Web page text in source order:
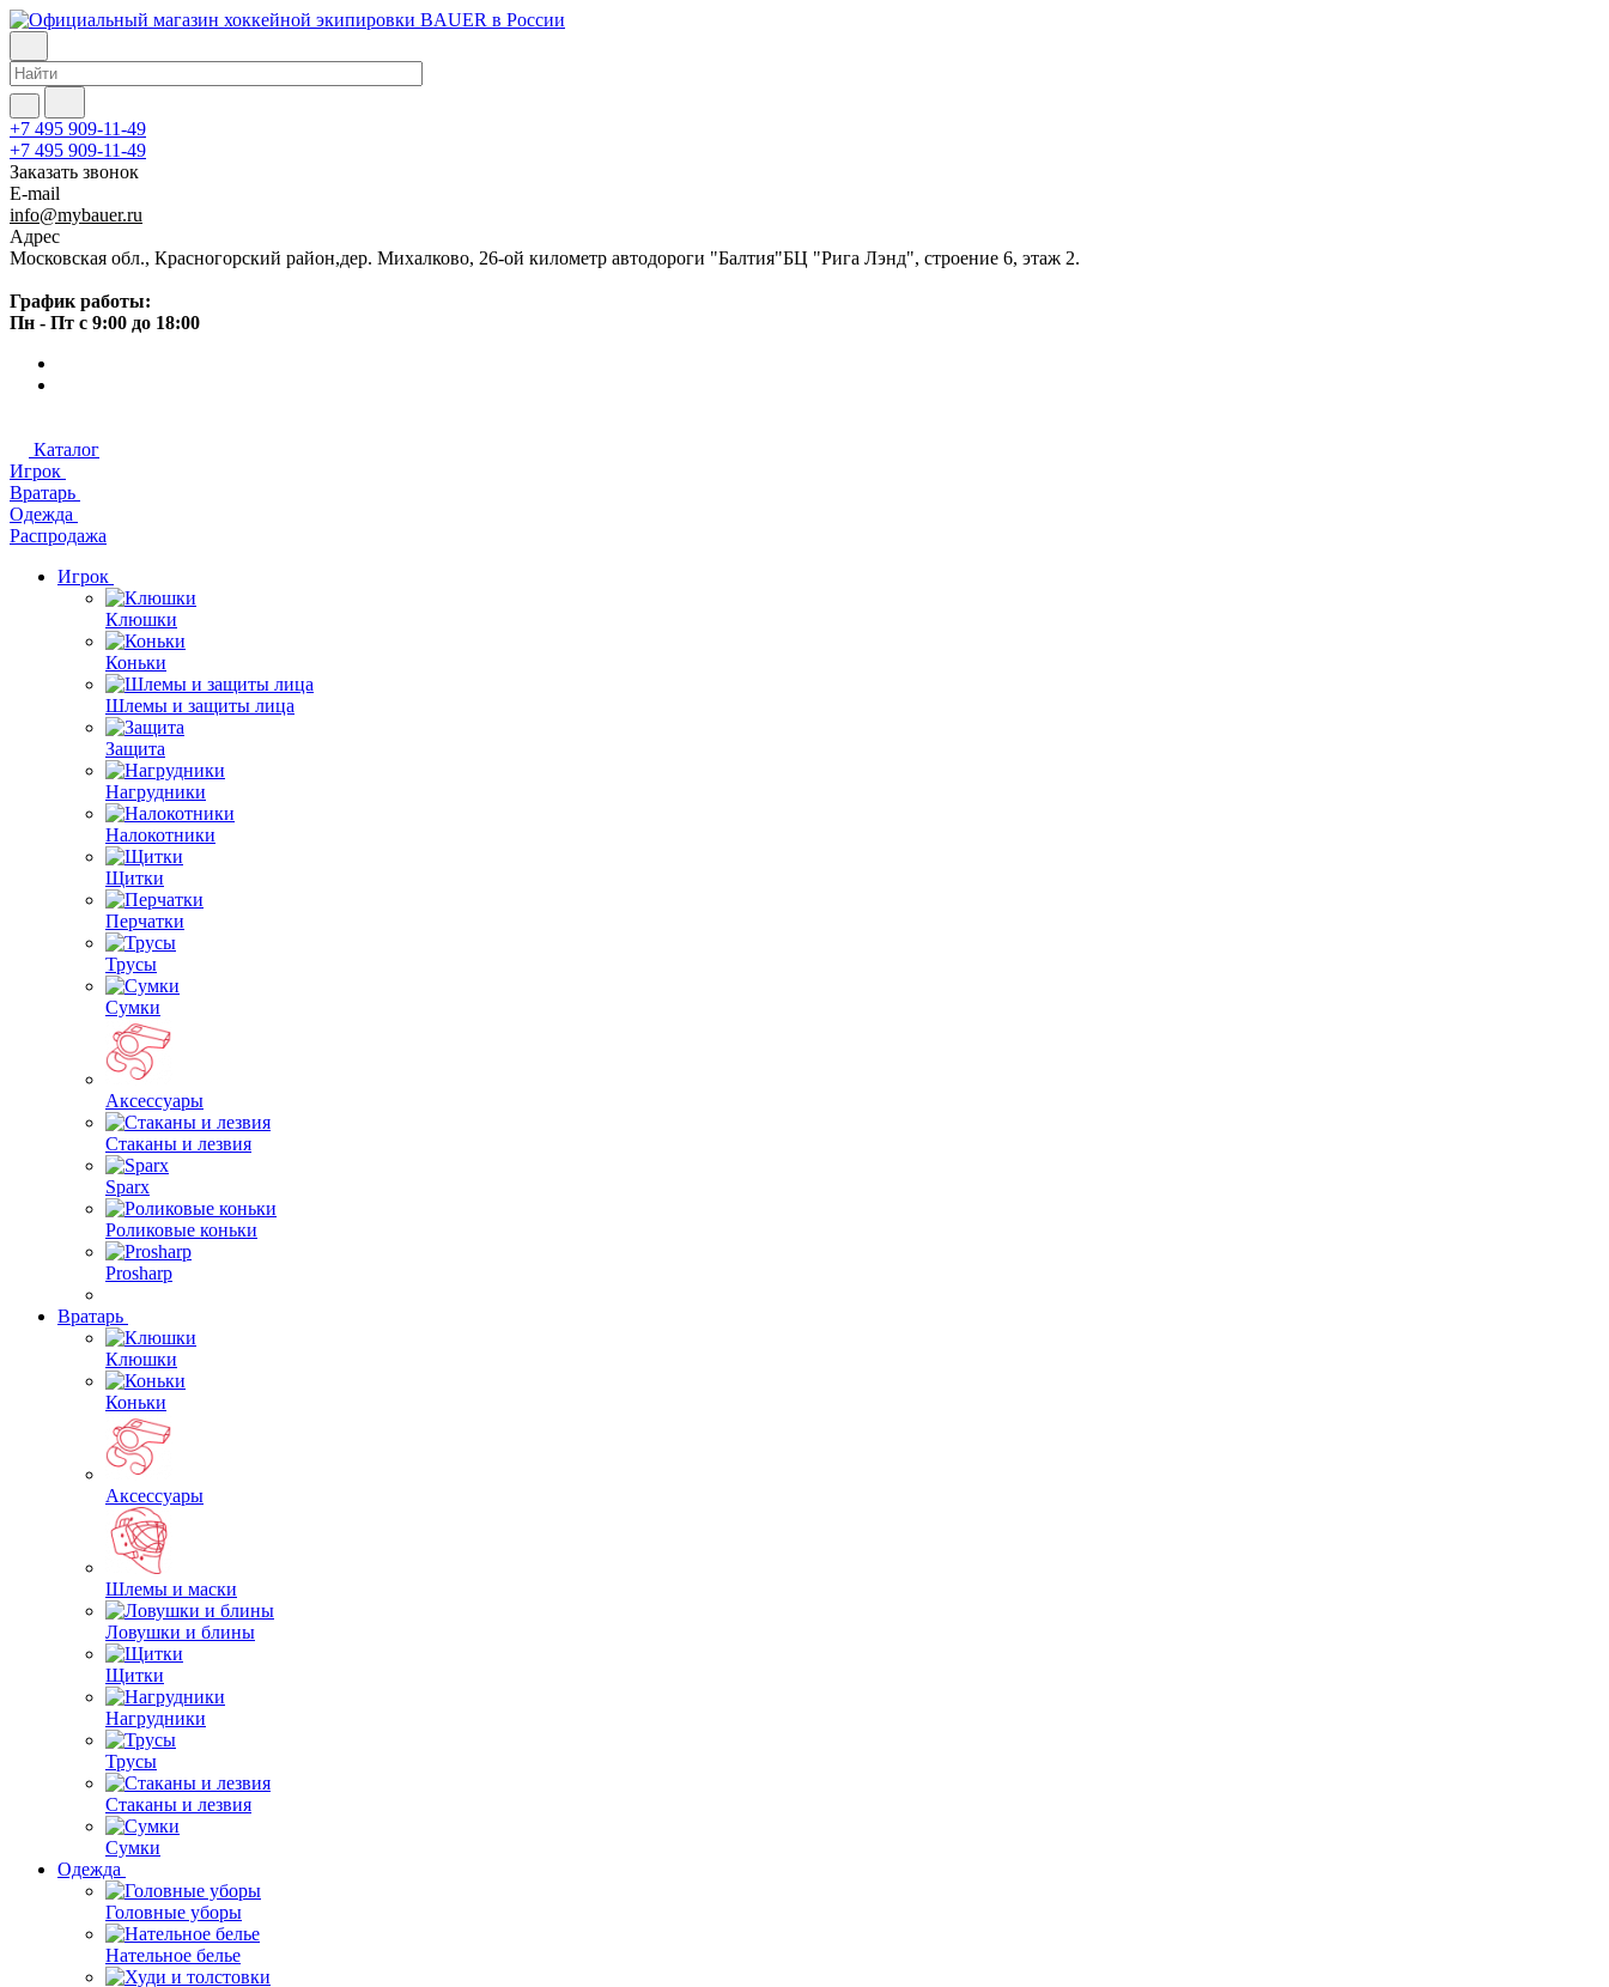
+7 495 909-11-49
+7 495 909-11-49
Заказать звонок
E-mail
info@mybauer.ru
Адрес
Московская обл., Красногорский район,дер. Михалково, 26-ой километр автодороги "Балтия"БЦ "Рига Лэнд", строение 6, этаж 2.
График работы:
Пн - Пт с 9:00 до 18:00
Каталог
Игрок
Вратарь
Одежда
Распродажа
Игрок
Клюшки
Коньки
Шлемы и защиты лица
Защита
Нагрудники
Налокотники
Щитки
Перчатки
Трусы
Сумки
Аксессуары
Стаканы и лезвия
Sparx
Роликовые коньки
Prosharp
Вратарь
Клюшки
Коньки
Аксессуары
Шлемы и маски
Ловушки и блины
Щитки
Нагрудники
Трусы
Стаканы и лезвия
Сумки
Одежда
Головные уборы
Нательное белье